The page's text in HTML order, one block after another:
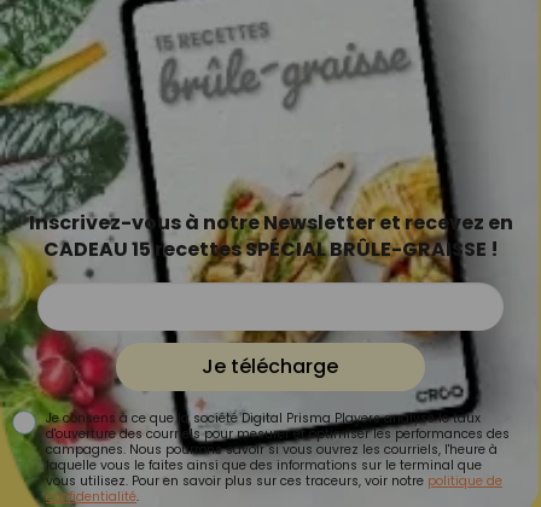
Inscrivez-vous à notre Newsletter et recevez en
CADEAU 15 recettes SPÉCIAL BRÛLE-GRAISSE !
Je télécharge
Je consens à ce que la société Digital Prisma Players analyse le taux
d'ouverture des courriels pour mesurer et optimiser les performances des
campagnes. Nous pourrons savoir si vous ouvrez les courriels, l'heure à
laquelle vous le faites ainsi que des informations sur le terminal que
vous utilisez. Pour en savoir plus sur ces traceurs, voir notre politique de
confidentialité.